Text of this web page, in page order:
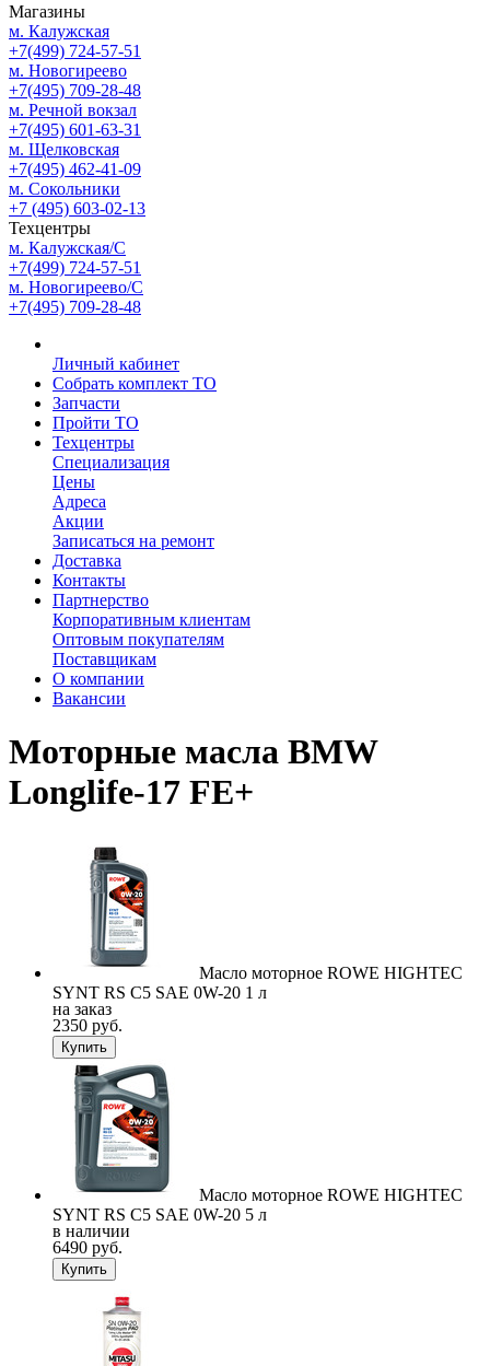
Магазины
м. Калужская
+7(499) 724-57-51
м. Новогиреево
+7(495) 709-28-48
м. Речной вокзал
+7(495) 601-63-31
м. Щелковская
+7(495) 462-41-09
м. Сокольники
+7 (495) 603-02-13
Техцентры
м. Калужская/С
+7(499) 724-57-51
м. Новогиреево/С
+7(495) 709-28-48
Личный кабинет
Собрать комплект ТО
Запчасти
Пройти ТО
Техцентры
Специализация
Цены
Адреса
Акции
Записаться на ремонт
Доставка
Контакты
Партнерство
Корпоративным клиентам
Оптовым покупателям
Поставщикам
О компании
Вакансии
Моторные масла BMW
Longlife-17 FE+
Масло моторное ROWE HIGHTEC
SYNT RS C5 SAE 0W-20 1 л
на заказ
2350 руб.
Купить
Масло моторное ROWE HIGHTEC
SYNT RS C5 SAE 0W-20 5 л
в наличии
6490 руб.
Купить